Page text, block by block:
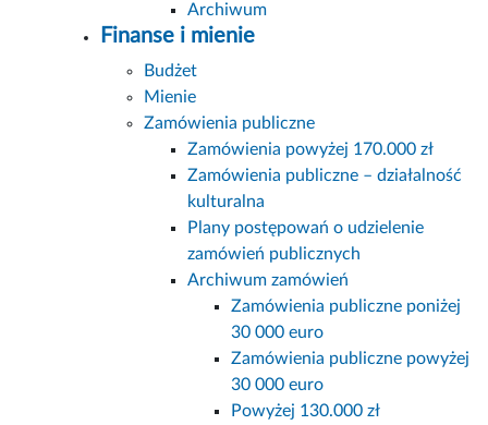
Archiwum
Finanse i mienie
Budżet
Mienie
Zamówienia publiczne
Zamówienia powyżej 170.000 zł
Zamówienia publiczne – działalność
kulturalna
Plany postępowań o udzielenie
zamówień publicznych
Archiwum zamówień
Zamówienia publiczne poniżej
30 000 euro
Zamówienia publiczne powyżej
30 000 euro
Powyżej 130.000 zł